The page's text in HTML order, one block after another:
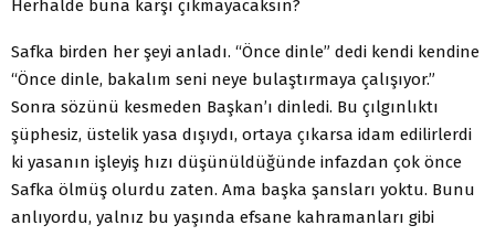
Herhalde buna karşı çıkmayacaksın?
Safka birden her şeyi anladı. “Önce dinle” dedi kendi kendine
“Önce dinle, bakalım seni neye bulaştırmaya çalışıyor.”
Sonra sözünü kesmeden Başkan’ı dinledi. Bu çılgınlıktı
şüphesiz, üstelik yasa dışıydı, ortaya çıkarsa idam edilirlerdi
ki yasanın işleyiş hızı düşünüldüğünde infazdan çok önce
Safka ölmüş olurdu zaten. Ama başka şansları yoktu. Bunu
anlıyordu, yalnız bu yaşında efsane kahramanları gibi